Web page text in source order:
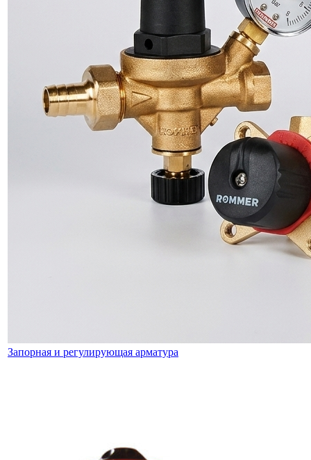
Запорная и регулирующая арматура